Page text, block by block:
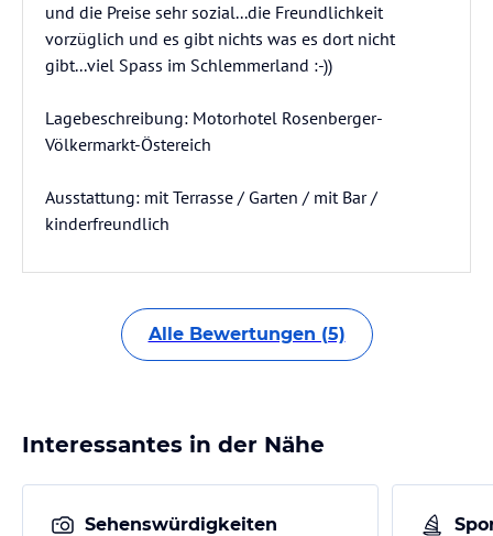
und die Preise sehr sozial...die Freundlichkeit
vorzüglich und es gibt nichts was es dort nicht
gibt...viel Spass im Schlemmerland :-))
Lagebeschreibung: Motorhotel Rosenberger-
Völkermarkt-Östereich
Ausstattung: mit Terrasse / Garten / mit Bar /
kinderfreundlich
Alle Bewertungen (5)
Interessantes in der Nähe
Sehenswürdigkeiten